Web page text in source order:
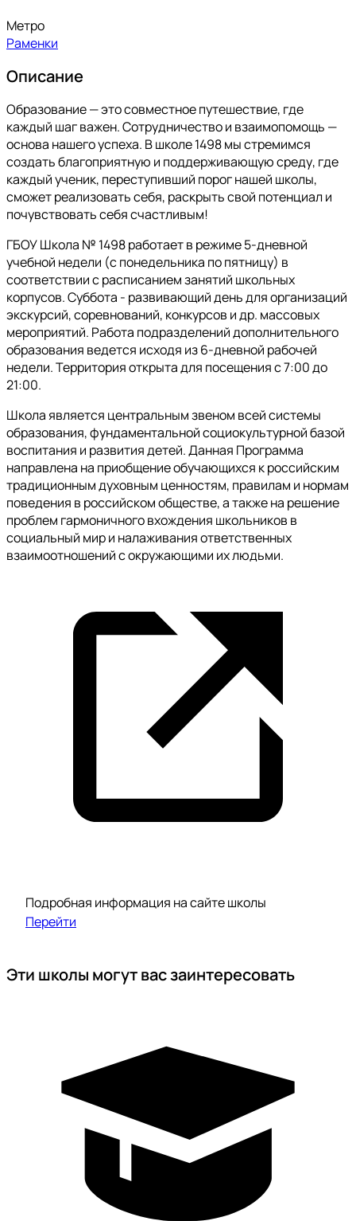
Метро
Раменки
Описание
Образование — это совместное путешествие, где
каждый шаг важен. Сотрудничество и взаимопомощь —
основа нашего успеха. В школе 1498 мы стремимся
создать благоприятную и поддерживающую среду, где
каждый ученик, переступивший порог нашей школы,
сможет реализовать себя, раскрыть свой потенциал и
почувствовать себя счастливым!
ГБОУ Школа № 1498 работает в режиме 5-дневной
учебной недели (с понедельника по пятницу) в
соответствии с расписанием занятий школьных
корпусов. Суббота - развивающий день для организаций
экскурсий, соревнований, конкурсов и др. массовых
мероприятий. Работа подразделений дополнительного
образования ведется исходя из 6-дневной рабочей
недели. Территория открыта для посещения с 7:00 до
21:00.
Школа является центральным звеном всей системы
образования, фундаментальной социокультурной базой
воспитания и развития детей. Данная Программа
направлена на приобщение обучающихся к российским
традиционным духовным ценностям, правилам и нормам
поведения в российском обществе, а также на решение
проблем гармоничного вхождения школьников в
социальный мир и налаживания ответственных
взаимоотношений с окружающими их людьми.
Подробная информация на сайте школы
Перейти
Эти школы могут вас заинтересовать